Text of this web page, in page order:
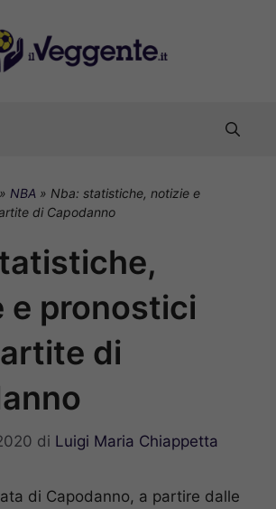
» NBA » Nba: statistiche, notizie e
di Capodanno
e pronostici
di
di Luigi Maria Chiappetta
di Capodanno, a partire dalle